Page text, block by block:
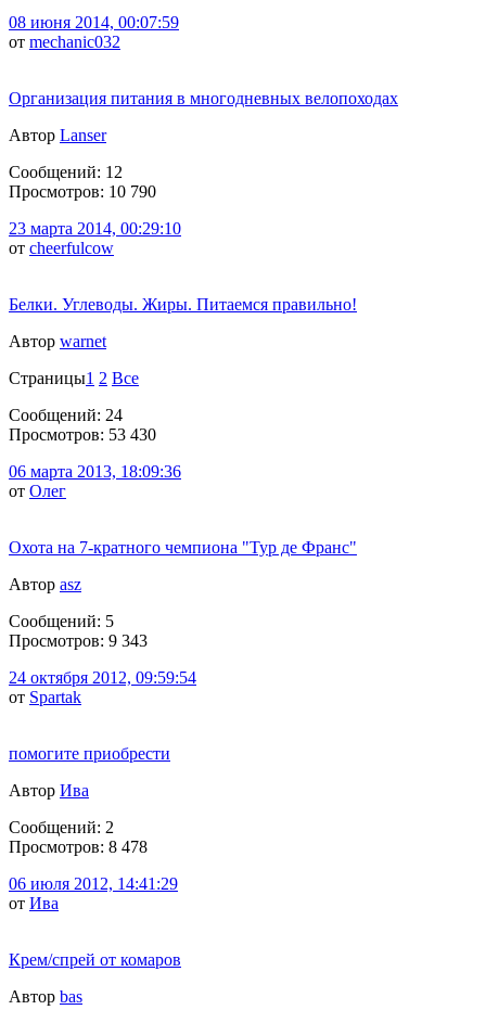
08 июня 2014, 00:07:59
от mechanic032
Организация питания в многодневных велопоходах
Автор Lanser
Сообщений: 12
Просмотров: 10 790
23 марта 2014, 00:29:10
от cheerfulcow
Белки. Углеводы. Жиры. Питаемся правильно!
Автор warnet
Страницы1 2 Все
Сообщений: 24
Просмотров: 53 430
06 марта 2013, 18:09:36
от Олег
Охота на 7-кратного чемпиона "Тур де Франс"
Автор asz
Сообщений: 5
Просмотров: 9 343
24 октября 2012, 09:59:54
от Spartak
помогите приобрести
Автор Ива
Сообщений: 2
Просмотров: 8 478
06 июля 2012, 14:41:29
от Ива
Крем/спрей от комаров
Автор bas